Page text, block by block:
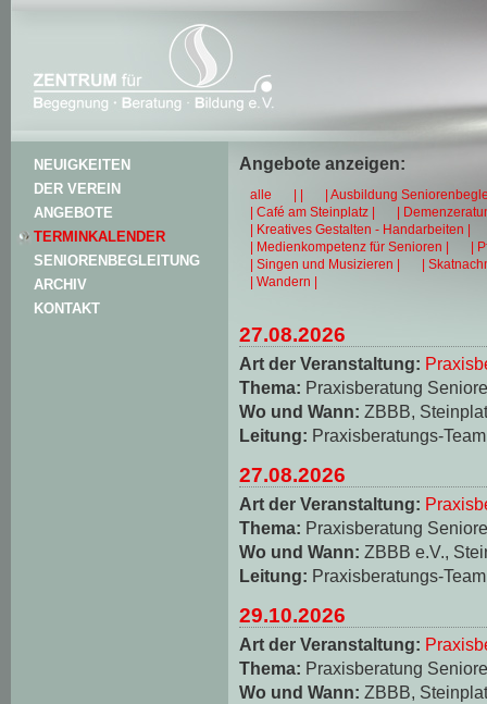
NEUIGKEITEN
DER VEREIN
ANGEBOTE
TERMINKALENDER
SENIORENBEGLEITUNG
ARCHIV
KONTAKT
Angebote anzeigen:
alle | |
| Ausbildung
| Café am Steinplatz |
|
| Kreatives Gestalten - Handarbeiten |
| Medienkompetenz für Senioren |
|
| Singen und Musizieren |
|
| Wandern |
27.08.2026
Art der Veranstaltung:
Thema: Praxisberatung
Wo und Wann: ZBBB,
Leitung: Praxisberatungs-Team
27.08.2026
Art der Veranstaltung:
Thema: Praxisberatung
Wo und Wann: ZBBB e.V.,
Leitung: Praxisberatungs-Team
29.10.2026
Art der Veranstaltung:
Thema: Praxisberatung
Wo und Wann: ZBBB,